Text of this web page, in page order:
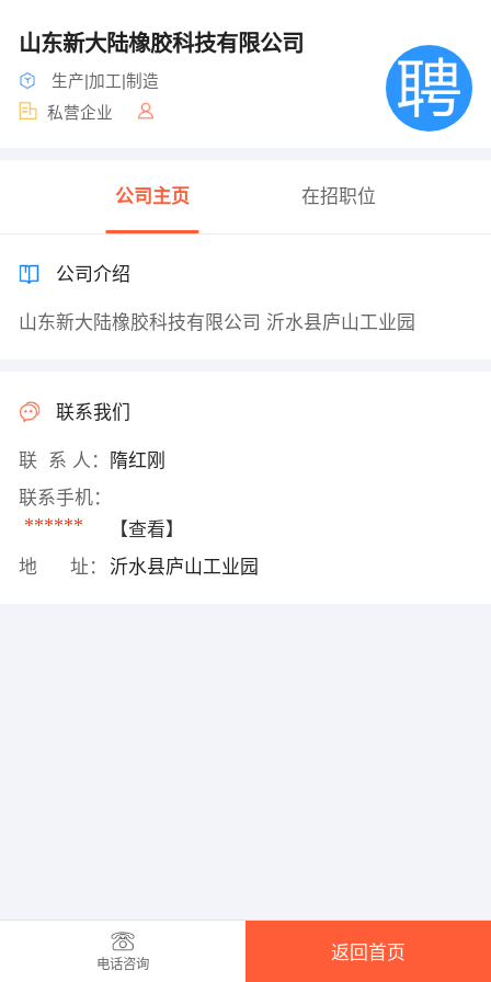
山东新大陆橡胶科技有限公司
生产|加工|制造
私营企业
公司主页 在招职位
公司介绍
山东新大陆橡胶科技有限公司 沂水县庐山工业园
联系我们
联 系 人：
隋红刚
联系手机：
******
【查看】
地 址：
沂水县庐山工业园
电话咨询
返回首页